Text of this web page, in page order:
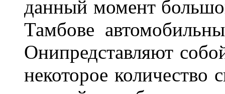
данный момент
Тамбове
Онипредставляют
некоторое количество